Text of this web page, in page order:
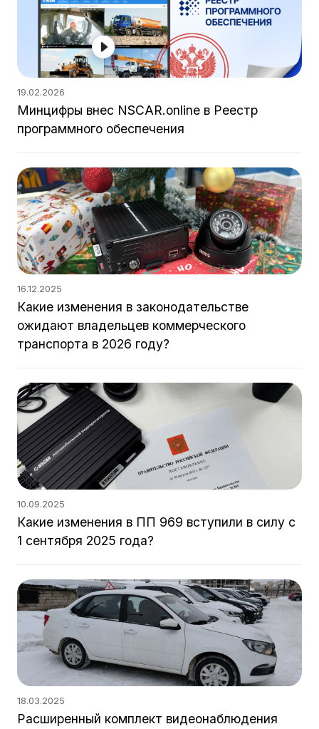
19.02.2026
Минцифры внес NSCAR.online в Реестр
программного обеспечения
16.12.2025
Какие изменения в законодательстве
ожидают владельцев коммерческого
транспорта в 2026 году?
10.09.2025
Какие изменения в ПП 969 вступили в силу с
1 сентября 2025 года?
18.03.2025
Расширенный комплект видеонаблюдения